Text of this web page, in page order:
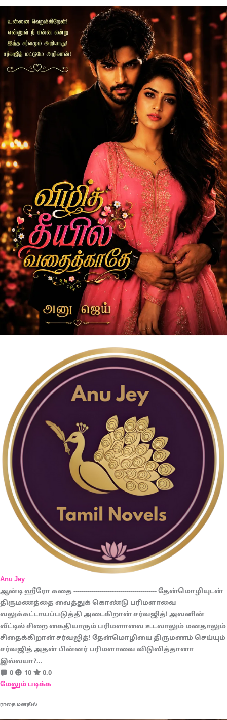
Anu Jey
ஆன்டி ஹீரோ கதை ----------------------------------------- தேன்மொழியுடன்
திருமணத்தை வைத்துக் கொண்டு பரிமளாவை
வலுக்கட்டாயப்படுத்தி அடைகிறான் சர்வஜித்! அவனின்
வீட்டில் சிறை கைதியாகும் பரிமளாவை உடலாலும் மனதாலும்
சிதைக்கிறான் சர்வஜித்! தேன்மொழியை திருமணம் செய்யும்
சர்வஜித் அதன் பின்னர் பரிமளாவை விடுவித்தானா
இல்லயா?…
0
10
0.0
மேலும் படிக்க
ராதை மனதில்